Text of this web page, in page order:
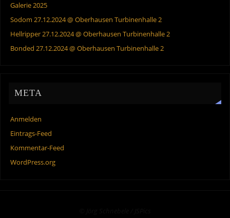
Galerie 2025
Sodom 27.12.2024 @ Oberhausen Turbinenhalle 2
Hellripper 27.12.2024 @ Oberhausen Turbinenhalle 2
Bonded 27.12.2024 @ Oberhausen Turbinenhalle 2
META
Anmelden
Eintrags-Feed
Kommentar-Feed
WordPress.org